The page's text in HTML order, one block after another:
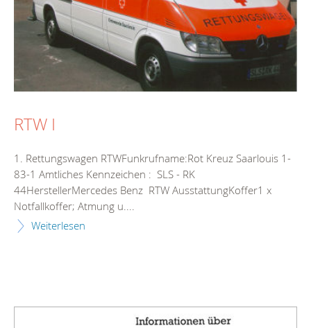
RTW I
1. Rettungswagen RTWFunkrufname:Rot Kreuz Saarlouis 1-
83-1 Amtliches Kennzeichen : SLS - RK
44HerstellerMercedes Benz RTW AusstattungKoffer1 x
Notfallkoffer; Atmung u....
Weiterlesen